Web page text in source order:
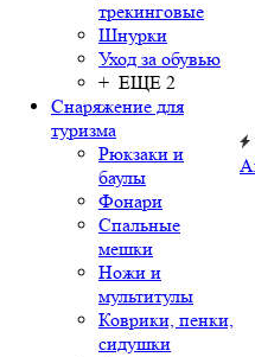
трекинговые
Шнурки
Уход за обувью
+ ЕЩЕ 2
Снаряжение для
туризма
Рюкзаки и
баулы
Фонари
Спальные
мешки
Ножи и
мультитулы
Коврики, пенки,
сидушки